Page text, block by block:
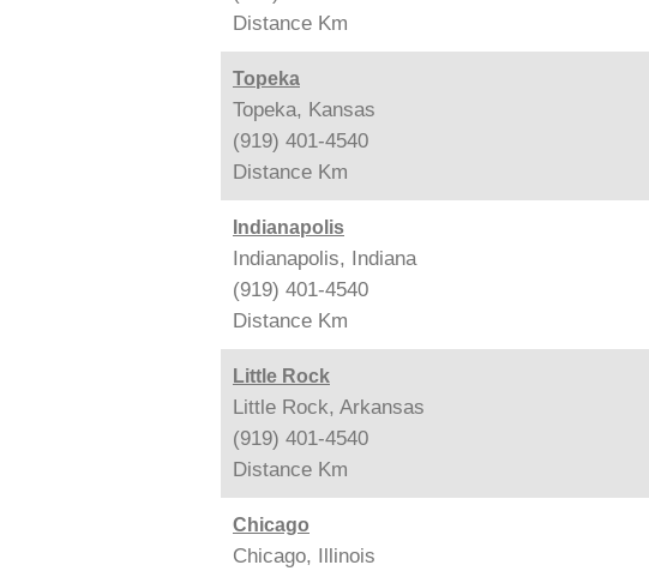
Distance Km
Topeka
Topeka, Kansas
(919) 401-4540
Distance Km
Indianapolis
Indianapolis, Indiana
(919) 401-4540
Distance Km
Little Rock
Little Rock, Arkansas
(919) 401-4540
Distance Km
Chicago
Chicago, Illinois